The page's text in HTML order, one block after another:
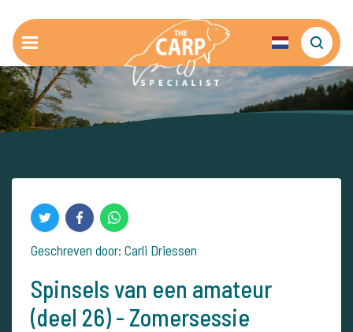
Geschreven door: Carli Driessen
Spinsels van een amateur
(deel 26) - Zomersessie